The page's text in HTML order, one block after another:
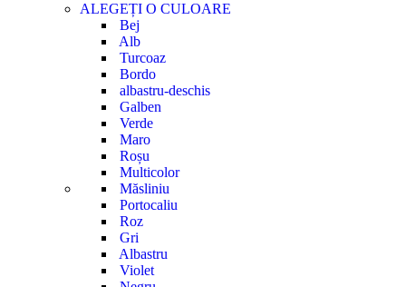
ALEGEȚI O CULOARE
Bej
Alb
Turcoaz
Bordo
albastru-deschis
Galben
Verde
Maro
Roșu
Multicolor
Măsliniu
Portocaliu
Roz
Gri
Albastru
Violet